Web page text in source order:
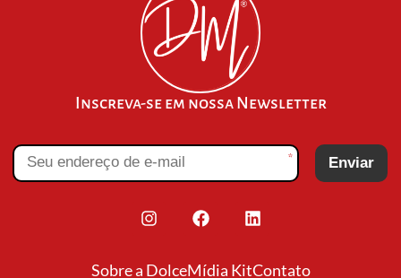
Inscreva-se em nossa Newsletter
* Enviar
Sobre a DolceMídia KitContato